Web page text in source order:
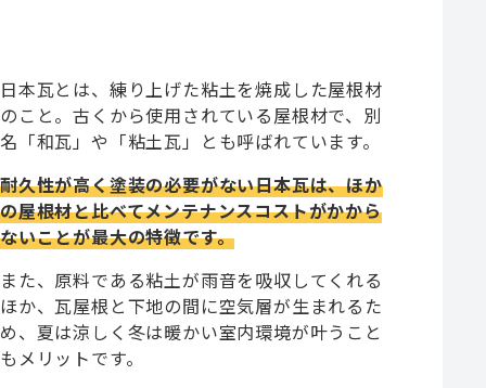
日本瓦とは、練り上げた粘土を焼成した屋根材
のこと。古くから使用されている屋根材で、別
名「和瓦」や「粘土瓦」とも呼ばれています。
耐久性が高く塗装の必要がない日本瓦は、ほか
の屋根材と比べてメンテナンスコストがかから
ないことが最大の特徴です。
また、原料である粘土が雨音を吸収してくれる
ほか、瓦屋根と下地の間に空気層が生まれるた
め、夏は涼しく冬は暖かい室内環境が叶うこと
もメリットです。